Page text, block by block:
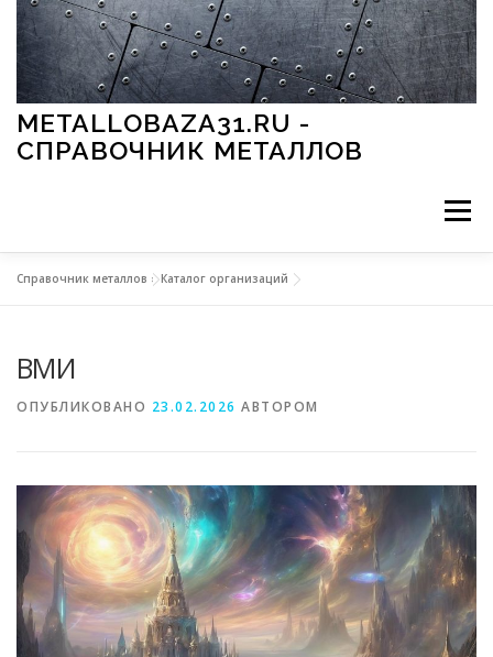
Перейти к содержимому
METALLOBAZA31.RU -
СПРАВОЧНИК МЕТАЛЛОВ
Меню
МЕТАЛЛЫ И ОКРУЖАЮЩАЯ СРЕДА
СВОЙСТВА МЕТАЛЛОВ СОРТА МЕТАЛЛОВ
СТАТЬИ
Справочник металлов »Каталог организаций
ВМИ
ОПУБЛИКОВАНО 23.02.2026 АВТОРОМ